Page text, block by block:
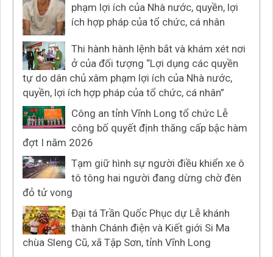
phạm lợi ích của Nhà nước, quyền, lợi
ích hợp pháp của tổ chức, cá nhân
Thi hành hành lệnh bắt và khám xét nơi
ở của đối tượng “Lợi dụng các quyền
tự do dân chủ xâm phạm lợi ích của Nhà nước,
quyền, lợi ích hợp pháp của tổ chức, cá nhân”
Công an tỉnh Vĩnh Long tổ chức Lễ
công bố quyết định thăng cấp bậc hàm
đợt I năm 2026
Tạm giữ hình sự người điều khiển xe ô
tô tông hai người đang dừng chờ đèn
đỏ tử vong
Đại tá Trần Quốc Phục dự Lễ khánh
thành Chánh điện và Kiết giới Si Ma
chùa Sleng Cũ, xã Tập Sơn, tỉnh Vĩnh Long